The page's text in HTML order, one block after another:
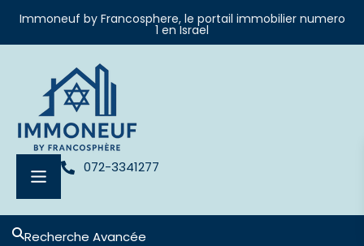
Immoneuf by Francosphere, le portail immobilier numero
1 en Israel
072-3341277
Recherche Avancée